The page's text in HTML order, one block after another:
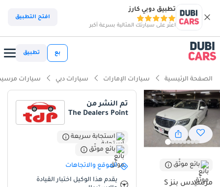
تطبيق دوبي كارز
اعثر على سيارتك المثالية بسرعة أكبر
افتح التطبيق
بع تطبيق
الصفحة الرئيسية سيارات الإمارات سيارات دبي سيارات
بائع موثّق
مرسيدس بنز S
تم النشر من
The Dealers Point
استجابة سريعة
بائع موثّق
الموقع والاتجاهات
يقدم هذا الوكيل اختبار القيادة